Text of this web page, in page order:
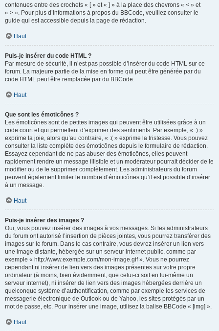
contenues entre des crochets « [ » et « ] » à la place des chevrons « < » et
« > ». Pour plus d’informations à propos du BBCode, veuillez consulter le
guide qui est accessible depuis la page de rédaction.
Haut
Puis-je insérer du code HTML ?
Par mesure de sécurité, il n’est pas possible d’insérer du code HTML sur ce
forum. La majeure partie de la mise en forme qui peut être générée par du
code HTML peut être remplacée par du BBCode.
Haut
Que sont les émoticônes ?
Les émoticônes sont de petites images qui peuvent être utilisées grâce à un
code court et qui permettent d’exprimer des sentiments. Par exemple, « :) »
exprime la joie, alors qu’au contraire, « :( » exprime la tristesse. Vous pouvez
consulter la liste complète des émoticônes depuis le formulaire de rédaction.
Essayez cependant de ne pas abuser des émoticônes, elles peuvent
rapidement rendre un message illisible et un modérateur pourrait décider de le
modifier ou de le supprimer complètement. Les administrateurs du forum
peuvent également limiter le nombre d’émoticônes qu’il est possible d’insérer
à un message.
Haut
Puis-je insérer des images ?
Oui, vous pouvez insérer des images à vos messages. Si les administrateurs
du forum ont autorisé l’insertion de pièces jointes, vous pourrez transférer des
images sur le forum. Dans le cas contraire, vous devrez insérer un lien vers
une image distante, hébergée sur un serveur internet public, comme par
exemple « http://www.exemple.com/mon-image.gif ». Vous ne pourrez
cependant ni insérer de lien vers des images présentes sur votre propre
ordinateur (à moins, bien évidemment, que celui-ci soit en lui-même un
serveur internet), ni insérer de lien vers des images hébergées derrière un
quelconque système d’authentification, comme par exemple les services de
messagerie électronique de Outlook ou de Yahoo, les sites protégés par un
mot de passe, etc. Pour insérer une image, utilisez la balise BBCode « [img] ».
Haut